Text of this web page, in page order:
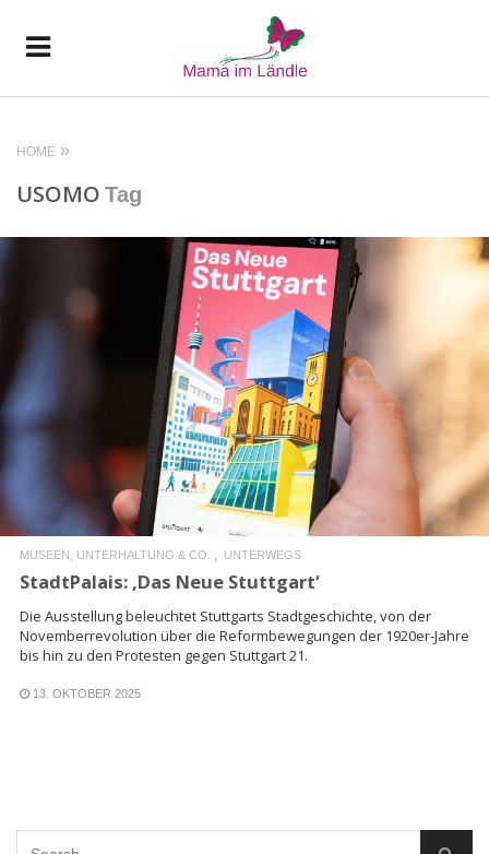
HOME
USOMO Tag
READ MORE
MUSEEN, UNTERHALTUNG & CO. UNTERWEGS
StadtPalais: ‚Das Neue Stuttgart‘
Die Ausstellung beleuchtet Stuttgarts Stadtgeschichte, von der
Novemberrevolution über die Reformbewegungen der 1920er-Jahre
bis hin zu den Protesten gegen Stuttgart 21.
13. OKTOBER 2025